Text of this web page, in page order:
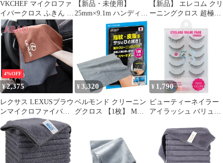
VKCHEF マイクロファ
イバークロス ふきん 厚
手 強力吸水 速乾 クリ
ーニングタオル キッチ
ンタオル 業務用 ぞうき
ん 洗車 雑巾 食器 窓鏡
台拭き 掃除用品【10枚
ダークグレー
30*30cm】 0
【新品・未使用】
25mm×9.1m ハンディブ
ラック 強力補修テープ
ゴリラテープ 1784
KURE(呉工業)
【新品】 エレコム クリ
ーニングクロス 超極細
ー マイクロファイバー
水性/油性汚れ対応 強力
ウォッシャブル 【日本
製】 グレー KCT-
008GY 1
4%OFF
¥2,375
レクサス LEXUSブラウ
ンマイクロファイバー
洗車タオル 超吸水 クリ
ーニングクロス ふき取
り 柔らかい 厚手 傷防
止 速乾タオル 2枚入り
¥ 3,320
ベルモンド クリーニン
グクロス 【1枚】 Mサ
ァイバー 厚手 超強力
画面 クリーナー 【 侍
クロス 】 洗濯可能 ス
¥ 1,790
ビューティーネイラー
アイラッシュ バリュー
ディアム 5ペア 上まつ
げ用 つけまつげ アイラ
ッシュグルー 付き アイ
メイク